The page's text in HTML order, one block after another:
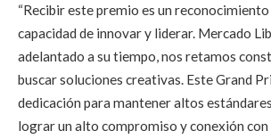
“Recibir este premio es un
capacidad de innovar y liderar. Mercado
adelantado a su tiempo, nos retamos
buscar soluciones creativas. Este Grand
dedicación para mantener altos
lograr un alto compromiso y conexión